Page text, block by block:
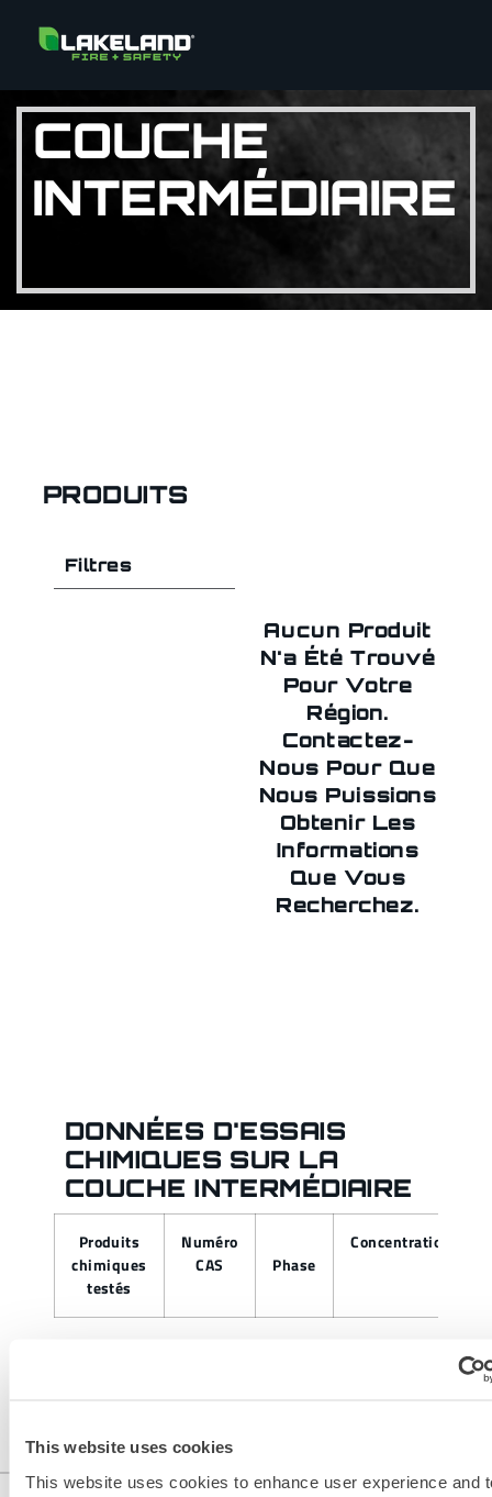
This website uses cookies
This website uses cookies to enhance user experience and
COUCHE
INTERMÉDIAIRE
PRODUITS
Filtres
Aucun Produit
N'a Été Trouvé
Pour Votre
Région.
Contactez-
Nous Pour Que
Nous Puissions
Obtenir Les
Informations
Que Vous
Recherchez.
DONNÉES D'ESSAIS
CHIMIQUES SUR LA
COUCHE INTERMÉDIAIRE
Produits
chimiques
testés
Numéro
CAS
Phase
Concentration